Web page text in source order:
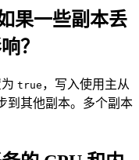
果一些副本丢
？
true ，写入使用主从
到其他副本。多个副本